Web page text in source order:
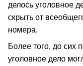
делось уголовное
скрыть от
номера.
Более того, до сих
уголовное дело